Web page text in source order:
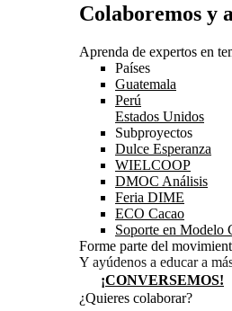
Colaboremos y
Aprenda de expertos en
Países
Guatemala
Perú
Estados Unidos
Subproyectos
Dulce Esperanza
WIELCOOP
DMOC Análisis
Feria DIME
ECO Cacao
Soporte en Modelo
Forme parte del
Y ayúdenos a educar a
¡CONVERSEMOS!
¿Quieres colaborar?